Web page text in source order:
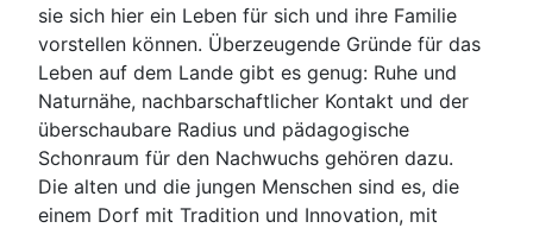
sie sich hier ein Leben für sich und ihre Familie
vorstellen können. Überzeugende Gründe für das
Leben auf dem Lande gibt es genug: Ruhe und
Naturnähe, nachbarschaftlicher Kontakt und der
überschaubare Radius und pädagogische
Schonraum für den Nachwuchs gehören dazu.
Die alten und die jungen Menschen sind es, die
einem Dorf mit Tradition und Innovation, mit